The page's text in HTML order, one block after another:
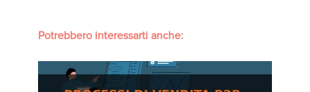
Potrebbero interessarti anche: